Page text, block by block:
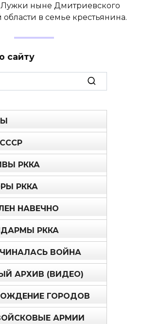
Лужки ныне Дмитриевского
в семье крестьянина.
сайту
РККА
РККА
НАВЕЧНО
РККА
ВОЙНА
АРХИВ (ВИДЕО)
ГОРОДОВ
АРМИИ